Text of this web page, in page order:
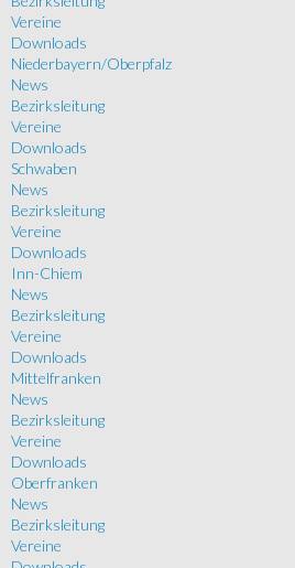
Vereine
Downloads
Niederbayern/Oberpfalz
News
Bezirksleitung
Vereine
Downloads
Schwaben
News
Bezirksleitung
Vereine
Downloads
Inn-Chiem
News
Bezirksleitung
Vereine
Downloads
Mittelfranken
News
Bezirksleitung
Vereine
Downloads
Oberfranken
News
Bezirksleitung
Vereine